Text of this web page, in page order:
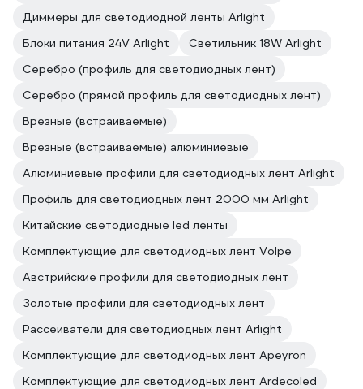
Диммеры для светодиодной ленты Arlight
Блоки питания 24V Arlight
Светильник 18W Arlight
Серебро (профиль для светодиодных лент)
Серебро (прямой профиль для светодиодных лент)
Врезные (встраиваемые)
Врезные (встраиваемые) алюминиевые
Алюминиевые профили для светодиодных лент Arlight
Профиль для светодиодных лент 2000 мм Arlight
Китайские светодиодные led ленты
Комплектующие для светодиодных лент Volpe
Австрийские профили для светодиодных лент
Золотые профили для светодиодных лент
Рассеиватели для светодиодных лент Arlight
Комплектующие для светодиодных лент Apeyron
Комплектующие для светодиодных лент Ardecoled